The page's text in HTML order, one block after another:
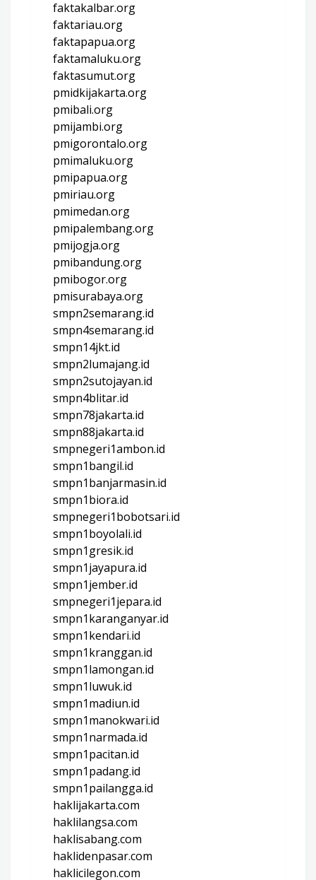
faktakalbar.org
faktariau.org
faktapapua.org
faktamaluku.org
faktasumut.org
pmidkijakarta.org
pmibali.org
pmijambi.org
pmigorontalo.org
pmimaluku.org
pmipapua.org
pmiriau.org
pmimedan.org
pmipalembang.org
pmijogja.org
pmibandung.org
pmibogor.org
pmisurabaya.org
smpn2semarang.id
smpn4semarang.id
smpn14jkt.id
smpn2lumajang.id
smpn2sutojayan.id
smpn4blitar.id
smpn78jakarta.id
smpn88jakarta.id
smpnegeri1ambon.id
smpn1bangil.id
smpn1banjarmasin.id
smpn1biora.id
smpnegeri1bobotsari.id
smpn1boyolali.id
smpn1gresik.id
smpn1jayapura.id
smpn1jember.id
smpnegeri1jepara.id
smpn1karanganyar.id
smpn1kendari.id
smpn1kranggan.id
smpn1lamongan.id
smpn1luwuk.id
smpn1madiun.id
smpn1manokwari.id
smpn1narmada.id
smpn1pacitan.id
smpn1padang.id
smpn1pailangga.id
haklijakarta.com
haklilangsa.com
haklisabang.com
haklidenpasar.com
haklicilegon.com